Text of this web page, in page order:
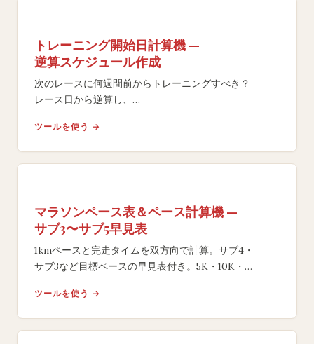
トレーニング開始日計算機 —
逆算スケジュール作成
次のレースに何週間前からトレーニングすべき？
レース日から逆算し、
適な開始日を算出します。
ツールを使う →
マラソンペース表＆ペース計算機 —
サブ3〜サブ5早見表
1kmペースと完走タイムを双方向で計算。サブ4・
サブ3など目標ペースの早見表付き。5K・10K・
ツールを使う →